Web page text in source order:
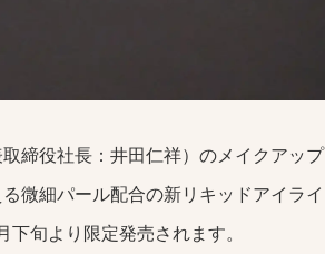
締役社長：井田仁祥）のメイクアップ
微細パール配合の新リキッドアイライ
旬より限定発売されます。